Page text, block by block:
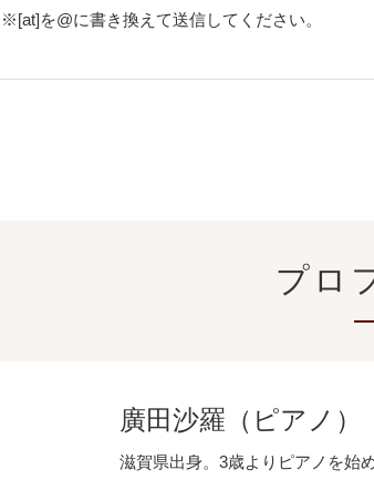
※[at]を@に書き換えて送信してください。
プロ
廣田沙羅（ピアノ）
滋賀県出身。3歳よりピアノを始